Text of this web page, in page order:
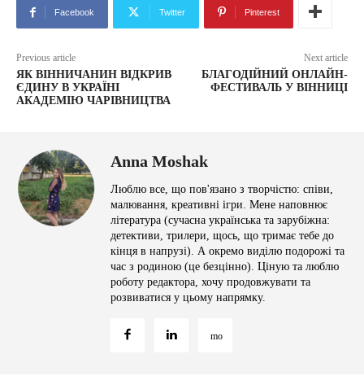
Facebook Twitter Pinterest
Previous article
ЯК ВІННИЧАНИН ВІДКРИВ
ЄДИНУ В УКРАЇНІ
АКАДЕМІЮ ЧАРІВНИЦТВА
Next article
БЛАГОДІЙНИЙ ОНЛАЙН-
ФЕСТИВАЛЬ У ВІННИЦІ
Anna Moshak
Люблю все, що пов'язано з творчістю: співи,
малювання, креативні ігри. Мене наповнює
література (сучасна українська та зарубіжна:
детективи, трилери, щось, що тримає тебе до
кінця в напрузі). А окремо виділю подорожі та
час з родиною (це безцінно). Ціную та люблю
роботу редактора, хочу продовжувати та
розвиватися у цьому напрямку.